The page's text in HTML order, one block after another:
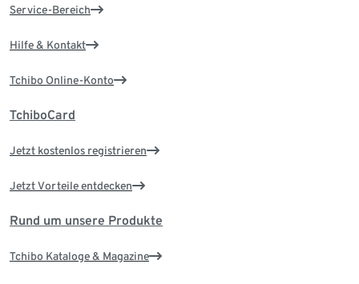
Service-Bereich
Hilfe & Kontakt
Tchibo Online-Konto
TchiboCard
Jetzt kostenlos registrieren
Jetzt Vorteile entdecken
Rund um unsere Produkte
Tchibo Kataloge & Magazine